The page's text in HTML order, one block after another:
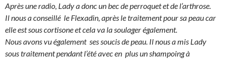
Après une radio, Lady a donc un bec de perroquet et de l’arthrose.
Il nous a conseillé le Flexadin, après le traitement pour sa peau car
elle est sous cortisone et cela va la soulager également.
Nous avons vu également ses soucis de peau. Il nous a mis Lady
sous traitement pendant l’été avec en plus un shampoing à